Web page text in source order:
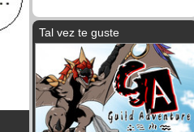
Tal vez te guste